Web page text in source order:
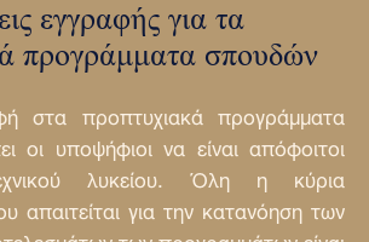
εγγραφής για τα
προγράμματα σπουδών
στα προπτυχιακά προγράμματα
οι υποψήφιοι να είναι απόφοιτοι
λυκείου. Όλη η κύρια
απαιτείται για την κατανόηση των